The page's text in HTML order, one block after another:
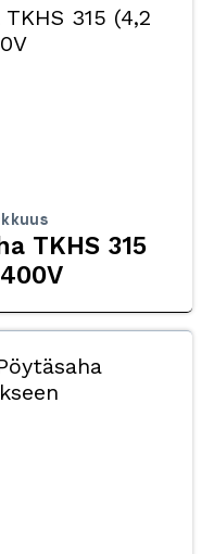
TKHS 315